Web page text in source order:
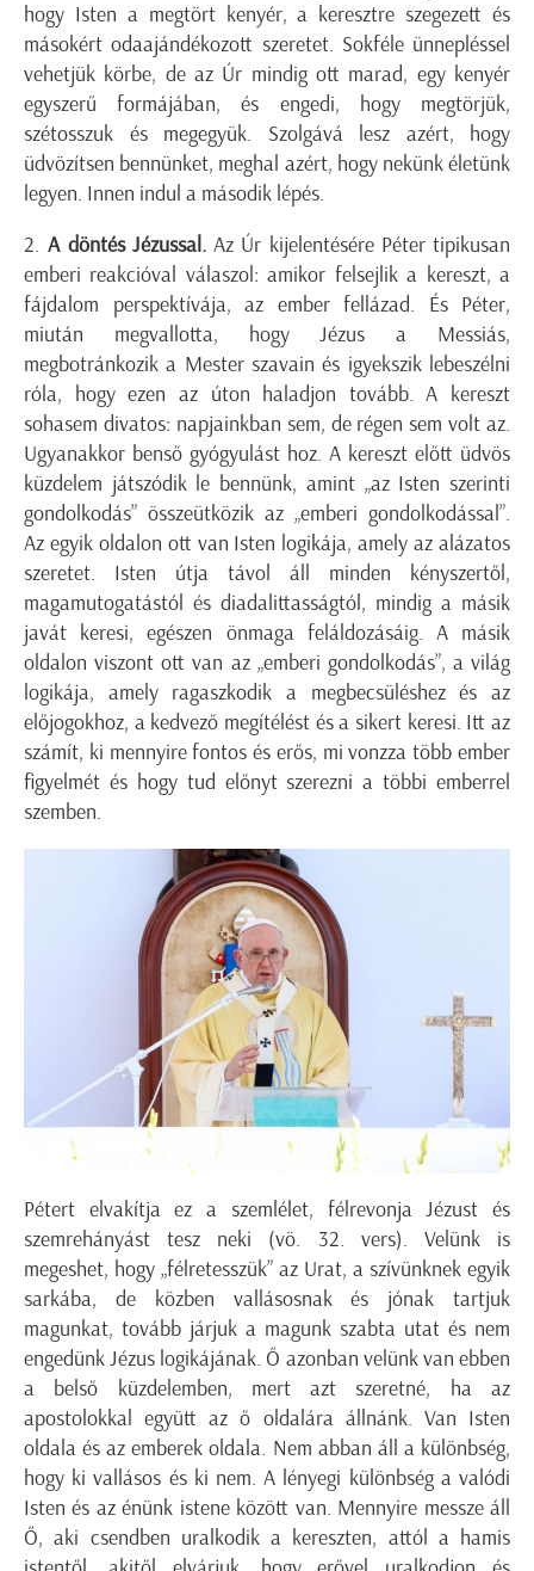
hogy Isten a megtört kenyér, a keresztre szegezett és
másokért odaajándékozott szeretet. Sokféle ünnepléssel
vehetjük körbe, de az Úr mindig ott marad, egy kenyér
egyszerű formájában, és engedi, hogy megtörjük,
szétosszuk és megegyük. Szolgává lesz azért, hogy
üdvözítsen bennünket, meghal azért, hogy nekünk életünk
legyen. Innen indul a második lépés.
2.A döntés Jézussal.Az Úr kijelentésére Péter tipikusan
emberi reakcióval válaszol: amikor felsejlik a kereszt, a
fájdalom perspektívája, az ember fellázad. És Péter,
miután megvallotta, hogy Jézus a Messiás,
megbotránkozik a Mester szavain és igyekszik lebeszélni
róla, hogy ezen az úton haladjon tovább. A kereszt
sohasem divatos: napjainkban sem, de régen sem volt az.
Ugyanakkor benső gyógyulást hoz. A kereszt előtt üdvös
küzdelem játszódik le bennünk, amint „az Isten szerinti
gondolkodás” összeütközik az „emberi gondolkodással”.
Az egyik oldalon ott van Isten logikája, amely az alázatos
szeretet. Isten útja távol áll minden kényszertől,
magamutogatástól és diadalittasságtól, mindig a másik
javát keresi, egészen önmaga feláldozásáig. A másik
oldalon viszont ott van az „emberi gondolkodás”, a világ
logikája, amely ragaszkodik a megbecsüléshez és az
előjogokhoz, a kedvező megítélést és a sikert keresi. Itt az
számít, ki mennyire fontos és erős, mi vonzza több ember
figyelmét és hogy tud előnyt szerezni a többi emberrel
szemben.
Pétert elvakítja ez a szemlélet, félrevonja Jézust és
szemrehányást tesz neki (vö. 32. vers). Velünk is
megeshet, hogy „félretesszük” az Urat, a szívünknek egyik
sarkába, de közben vallásosnak és jónak tartjuk
magunkat, tovább járjuk a magunk szabta utat és nem
engedünk Jézus logikájának. Ő azonban velünk van ebben
a belső küzdelemben, mert azt szeretné, ha az
apostolokkal együtt az ő oldalára állnánk. Van Isten
oldala és az emberek oldala. Nem abban áll a különbség,
hogy ki vallásos és ki nem. A lényegi különbség a valódi
Isten és az énünk istene között van. Mennyire messze áll
Ő, aki csendben uralkodik a kereszten, attól a hamis